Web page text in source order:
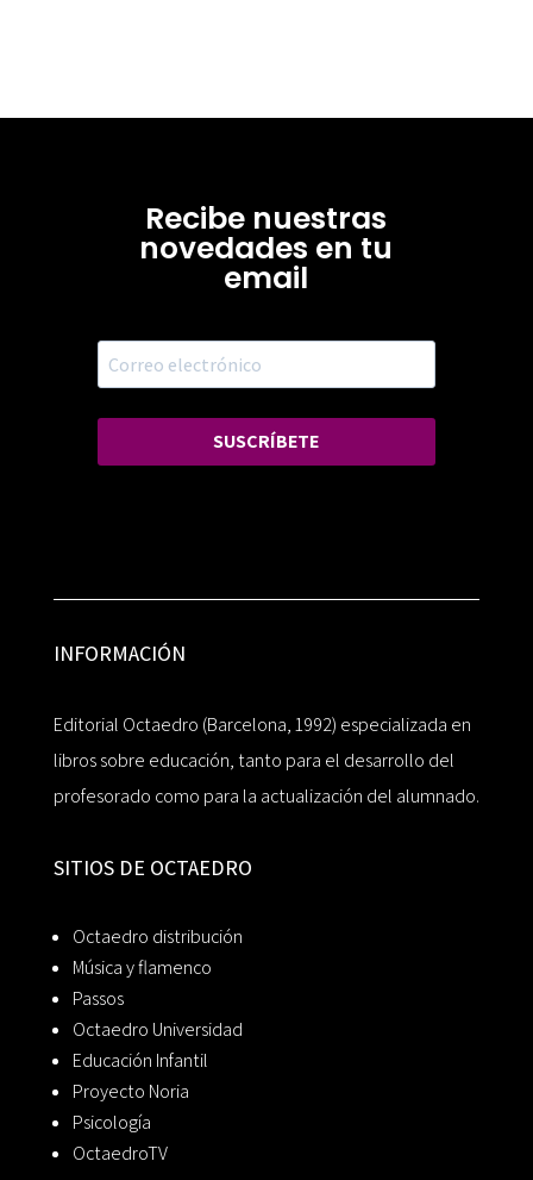
Recibe nuestras
novedades en tu
email
SUSCRÍBETE
INFORMACIÓN
Editorial Octaedro (Barcelona, 1992) especializada en
libros sobre educación, tanto para el desarrollo del
profesorado como para la actualización del alumnado.
SITIOS DE OCTAEDRO
Octaedro distribución
Música y flamenco
Passos
Octaedro Universidad
Educación Infantil
Proyecto Noria
Psicología
OctaedroTV